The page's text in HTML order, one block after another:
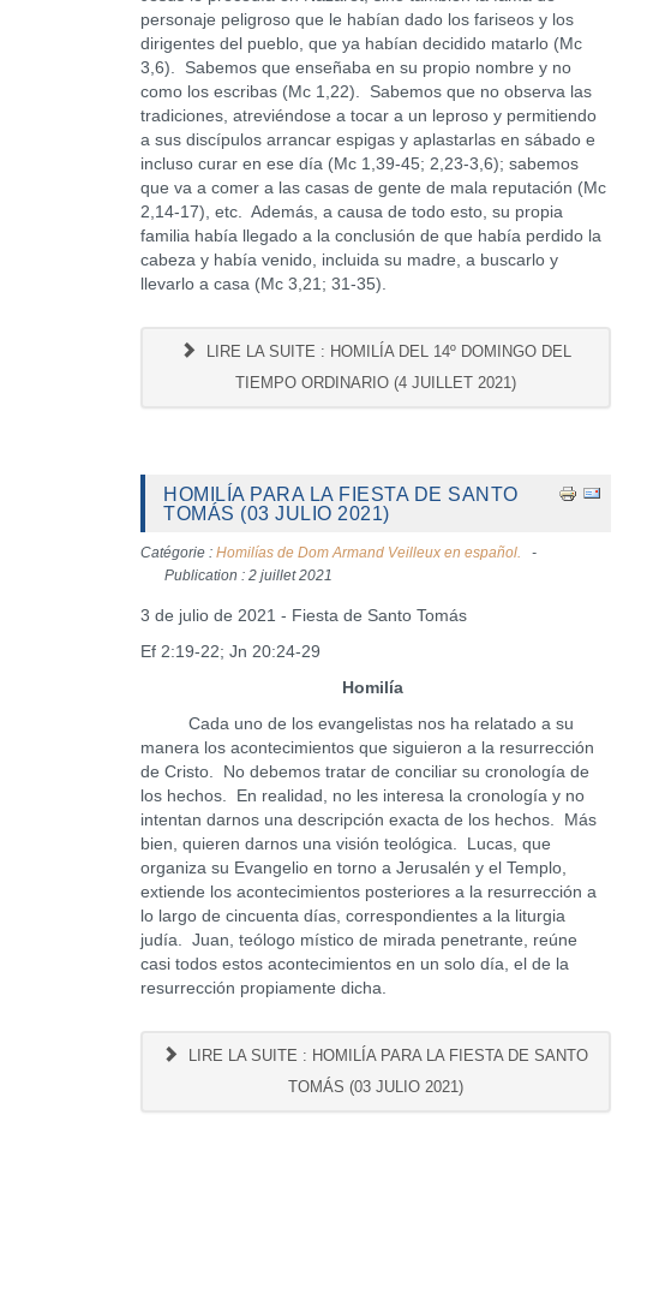
personaje peligroso que le habían dado los fariseos y los
dirigentes del pueblo, que ya habían decidido matarlo (Mc
3,6). Sabemos que enseñaba en su propio nombre y no
como los escribas (Mc 1,22). Sabemos que no observa las
tradiciones, atreviéndose a tocar a un leproso y permitiendo
a sus discípulos arrancar espigas y aplastarlas en sábado e
incluso curar en ese día (Mc 1,39-45; 2,23-3,6); sabemos
que va a comer a las casas de gente de mala reputación (Mc
2,14-17), etc. Además, a causa de todo esto, su propia
familia había llegado a la conclusión de que había perdido la
cabeza y había venido, incluida su madre, a buscarlo y
llevarlo a casa (Mc 3,21; 31-35).
LIRE LA SUITE : HOMILÍA DEL 14º DOMINGO DEL
TIEMPO ORDINARIO (4 JUILLET 2021)
HOMILÍA PARA LA FIESTA DE SANTO
TOMÁS (03 JULIO 2021)
Catégorie : Homilías de Dom Armand Veilleux en español.
Publication : 2 juillet 2021
3 de julio de 2021 - Fiesta de Santo Tomás
Ef 2:19-22; Jn 20:24-29
Homilía
Cada uno de los evangelistas nos ha relatado a su
manera los acontecimientos que siguieron a la resurrección
de Cristo. No debemos tratar de conciliar su cronología de
los hechos. En realidad, no les interesa la cronología y no
intentan darnos una descripción exacta de los hechos. Más
bien, quieren darnos una visión teológica. Lucas, que
organiza su Evangelio en torno a Jerusalén y el Templo,
extiende los acontecimientos posteriores a la resurrección a
lo largo de cincuenta días, correspondientes a la liturgia
judía. Juan, teólogo místico de mirada penetrante, reúne
casi todos estos acontecimientos en un solo día, el de la
resurrección propiamente dicha.
LIRE LA SUITE : HOMILÍA PARA LA FIESTA DE SANTO
TOMÁS (03 JULIO 2021)